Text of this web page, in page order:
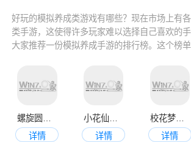
好玩的模拟养成类游戏有哪些？现在市场上有
类手游，这使得许多玩家难以选择自己喜欢的
大家推荐一份模拟养成手游的排行榜。这个榜
你会找到你钟爱的手游哦!
螺旋圆舞曲官网版
详情
小花仙官网版
详情
校花梦工厂官网版
详情